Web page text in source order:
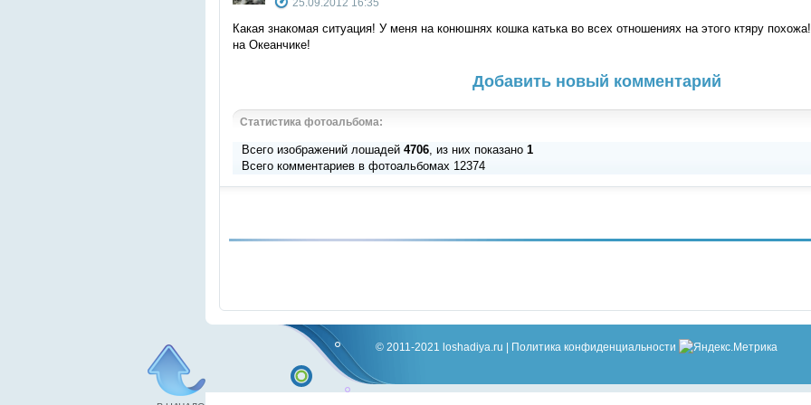
Какая знакомая ситуация! У меня на конюшнях кошка катька во всех отношениях на этого ктяру
на Океанчике!
Добавить новый комментарий
Статистика фотоальбома:
Всего изображений лошадей 4706, из них показано 1
Всего комментариев в фотоальбомах 12374
© 2011-2021 loshadiya.ru | Политика конфиденциальности